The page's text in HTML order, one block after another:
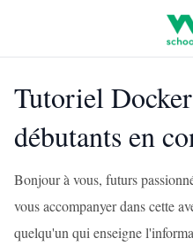
Tutoriel
débutants en
Bonjour à vous, futurs
vous accompanyer dans cette
quelqu'un qui enseigne